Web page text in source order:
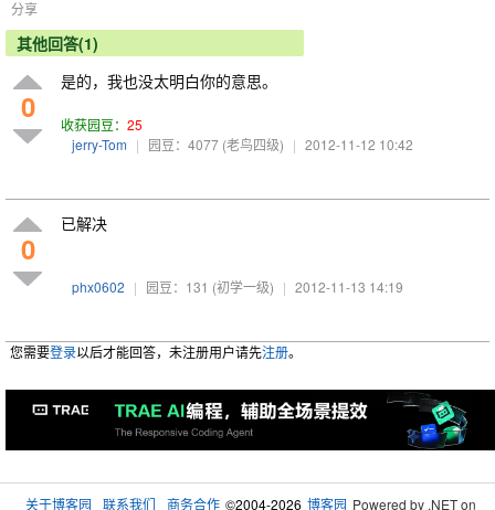
分享
其他回答(1)
0
是的，我也没太明白你的意思。
收获园豆： 25
jerry-Tom | 园豆：4077 (老鸟四级) | 2012-11-12 10:42
0
已解决
phx0602 | 园豆：131 (初学一级) | 2012-11-13 14:19
您需要登录以后才能回答，未注册用户请先注册。
关于博客园 联系我们 商务合作 ©2004-2026 博客园 Powered by .NET on